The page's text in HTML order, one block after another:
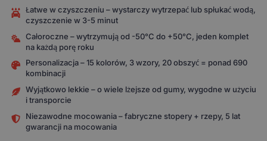
Łatwe w czyszczeniu – wystarczy wytrzepać lub spłukać wodą,
czyszczenie w 3-5 minut
Całoroczne – wytrzymują od -50°C do +50°C, jeden komplet
na każdą porę roku
Personalizacja – 15 kolorów, 3 wzory, 20 obszyć = ponad 690
kombinacji
Wyjątkowo lekkie – o wiele lżejsze od gumy, wygodne w użyciu
i transporcie
Niezawodne mocowania – fabryczne stopery + rzepy, 5 lat
gwarancji na mocowania